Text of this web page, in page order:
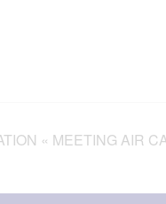
« MEETING AIR